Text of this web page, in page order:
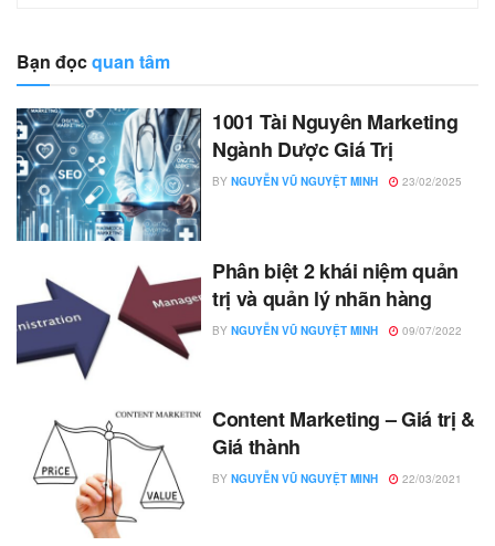
Bạn đọcquan tâm
1001 Tài Nguyên Marketing
Ngành Dược Giá Trị
BY NGUYỄN VŨ NGUYỆT MINH 23/02/2025
Phân biệt 2 khái niệm quản
trị và quản lý nhãn hàng
BY NGUYỄN VŨ NGUYỆT MINH 09/07/2022
Content Marketing – Giá trị &
Giá thành
BY NGUYỄN VŨ NGUYỆT MINH 22/03/2021